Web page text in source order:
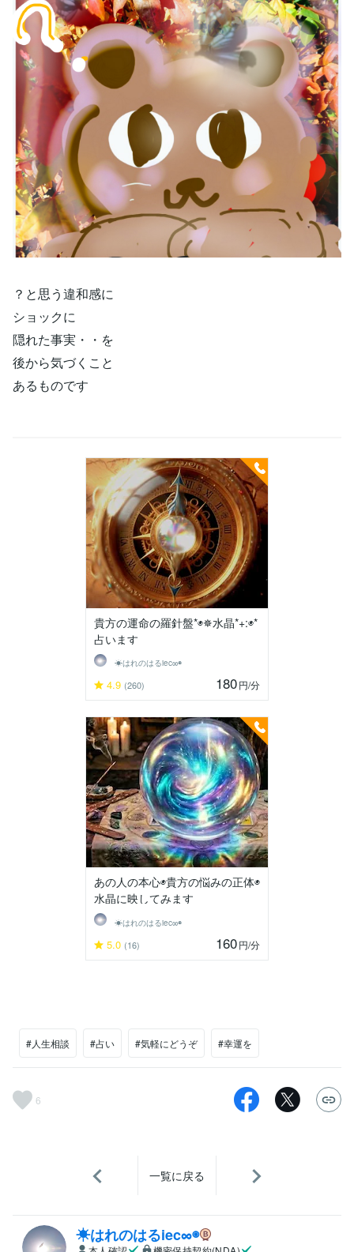
？と思う違和感に
ショックに
隠れた事実・・を
後から気づくこと
あるものです
貴方の運命の羅針盤*◉✵水晶*+:◉*
占います
☀はれのはるiec∞◉
4.9 (260) 180円/分
あの人の本心◉貴方の悩みの正体◉
水晶に映してみます
☀はれのはるiec∞◉
5.0 (16) 160円/分
#人生相談 #占い #気軽にどうぞ #幸運を
6
一覧に戻る
☀はれのはるiec∞◉